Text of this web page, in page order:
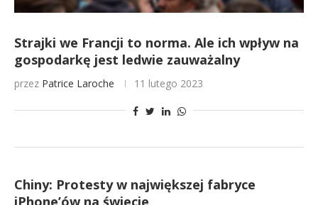
Strajki we Francji to norma. Ale ich wpływ na
gospodarkę jest ledwie zauważalny
przez Patrice Laroche 11 lutego 2023
Chiny: Protesty w największej fabryce
iPhone’ów na świecie